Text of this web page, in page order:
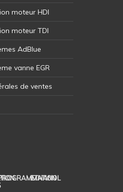
moteur HDI
moteur TDI
AdBlue
vanne EGR
de ventes
ETHANOL